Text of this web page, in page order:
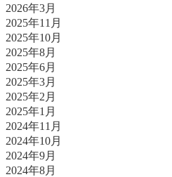
2026年3月
2025年11月
2025年10月
2025年8月
2025年6月
2025年3月
2025年2月
2025年1月
2024年11月
2024年10月
2024年9月
2024年8月